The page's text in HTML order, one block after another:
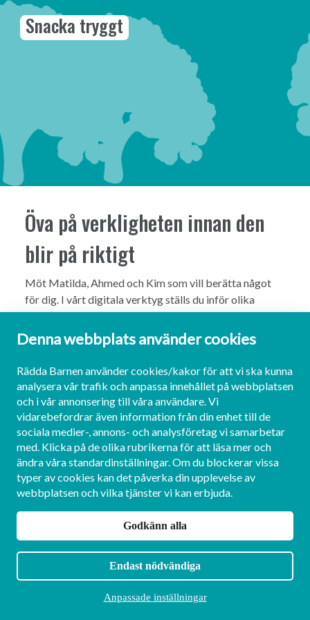
Denna webbplats använder cookies
Rädda Barnen använder cookies/kakor för att vi ska kunna
analysera vår trafik och anpassa innehållet på webbplatsen
och i vår annonsering till våra användare. Vi
vidarebefordrar även information från din enhet till de
sociala medier-, annons- och analysföretag vi samarbetar
med. Klicka på de olika rubrikerna för att läsa mer och
ändra våra standardinställningar. Om du blockerar vissa
typer av cookies kan det påverka din upplevelse av
webbplatsen och vilka tjänster vi kan erbjuda.
Anpassade inställningar
Endast nödvändiga
Godkänn alla
Snacka tryggt
Öva på verkligheten innan den
blir på riktigt
Möt Matilda, Ahmed och Kim som vill berätta något
för dig. I vårt digitala verktyg ställs du inför olika
scenarion och får öva på svåra samtal. Det finns tre
olika scenarioövningar i vilka du möter fiktiva barn
som alla vill prata med en trygg vuxen om en svår
situation. Det finns inga fel eller rätt svar och du väljer
det som du tycker passar dialogen med barnet.
Läs mer om tjänsten